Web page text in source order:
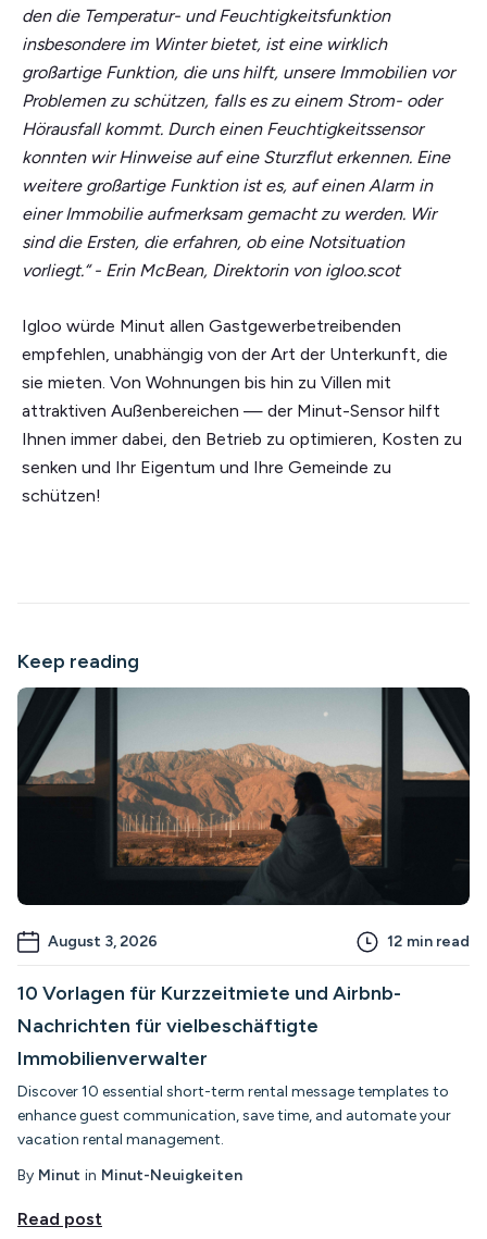
den die Temperatur- und Feuchtigkeitsfunktion
insbesondere im Winter bietet, ist eine wirklich
großartige Funktion, die uns hilft, unsere Immobilien vor
Problemen zu schützen, falls es zu einem Strom- oder
Hörausfall kommt. Durch einen Feuchtigkeitssensor
konnten wir Hinweise auf eine Sturzflut erkennen. Eine
weitere großartige Funktion ist es, auf einen Alarm in
einer Immobilie aufmerksam gemacht zu werden. Wir
sind die Ersten, die erfahren, ob eine Notsituation
vorliegt.“ - Erin McBean, Direktorin von igloo.scot
Igloo würde Minut allen Gastgewerbetreibenden
empfehlen, unabhängig von der Art der Unterkunft, die
sie mieten. Von Wohnungen bis hin zu Villen mit
attraktiven Außenbereichen — der Minut-Sensor hilft
Ihnen immer dabei, den Betrieb zu optimieren, Kosten zu
senken und Ihr Eigentum und Ihre Gemeinde zu
schützen!
Keep reading
August 3, 2026 12 min read
10 Vorlagen für Kurzzeitmiete und Airbnb-
Nachrichten für vielbeschäftigte
Immobilienverwalter
Discover 10 essential short-term rental message templates to
enhance guest communication, save time, and automate your
vacation rental management.
By Minut in Minut-Neuigkeiten
Read post